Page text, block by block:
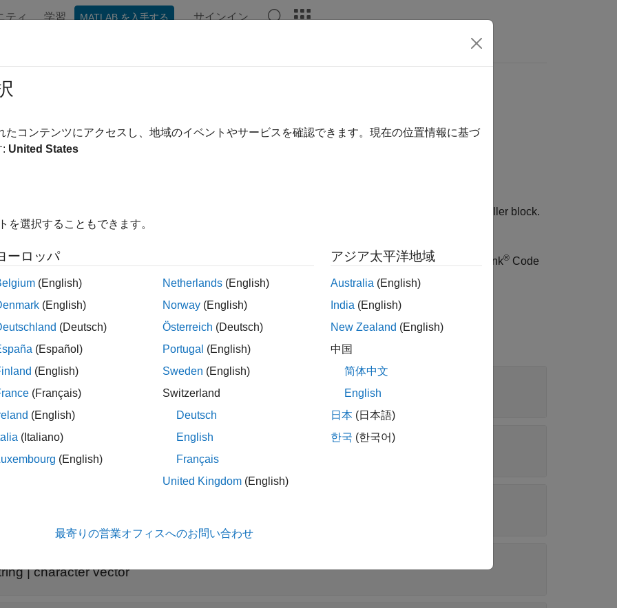
ティ 学習 MATLAB を入手する サインイン
parameters of C Caller block inputs and outputs
C Caller block.
SimulinkPortSpecification object for the Simulink® Code
—Name of variable in source code
only:string character vector
—
Port number of argument
only: uint32
|character vector
たコンテンツにアクセスし、地域のイベントやサービスを確認できます。現在の位置情報に基づ
: United States
を選択することもできます。
ーロッパ
(English)
(English)
(Deutsch)
(Español)
(English)
(Français)
(English)
(Italiano)
(English)
Netherlands (English)
Norway (English)
Österreich (Deutsch)
Portugal (English)
Sweden (English)
Switzerland
Deutsch
English
Français
United Kingdom (English)
アジア太平洋地域
Australia (English)
India (English)
New Zealand (English)
中国
简体中文
English
日本 (日本語)
한국 (한국어)
最寄りの営業オフィスへのお問い合わせ